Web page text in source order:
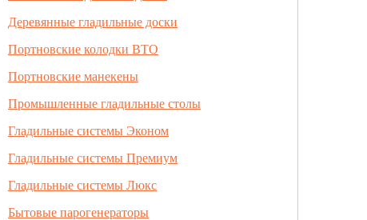
Деревянные гладильные доски
Портновские колодки ВТО
Портновские манекены
Промышленные гладильные столы
Гладильные системы Эконом
Гладильные системы Премиум
Гладильные системы Люкс
Бытовые парогенераторы